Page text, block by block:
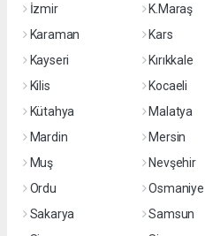
İzmir
K.Maraş
Karaman
Kars
Kayseri
Kırıkkale
Kilis
Kocaeli
Kütahya
Malatya
Mardin
Mersin
Muş
Nevşehir
Ordu
Osmaniye
Sakarya
Samsun